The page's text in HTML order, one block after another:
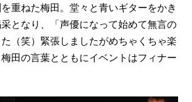
重ねた梅田。堂々と青いギターをかき
となり、「声優になって始めて無言の
（笑）緊張しましたがめちゃくちゃ楽
田の言葉とともにイベントはフィナー